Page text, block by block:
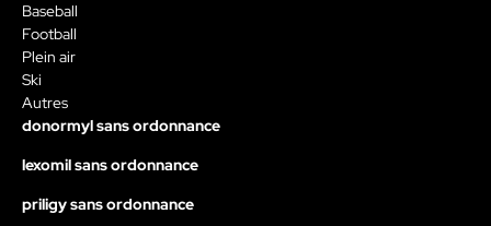
Baseball
Football
Plein air
Ski
Autres
donormyl sans ordonnance
lexomil sans ordonnance
priligy sans ordonnance